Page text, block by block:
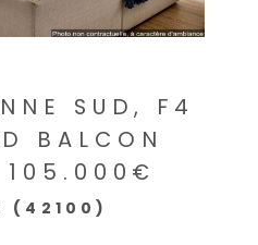
SUD, F4
BALCON
105.000€
(42100)